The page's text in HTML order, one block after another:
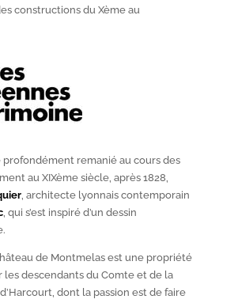
constructions du Xèmeau
profondément remanié au cours des
au XIXèmesiècle, après 1828,
, architecte lyonnais contemporain
, qui s’est inspiré d’un dessin
de Montmelas est une propriété
les descendants du Comte et de la
dont la passion est de faire